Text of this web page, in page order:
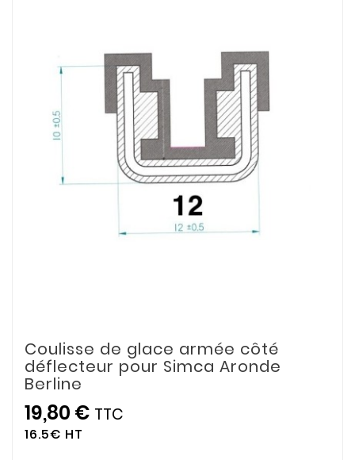
Coulisse de glace armée côté
déflecteur pour Simca Aronde
Berline
19,80 € TTC
16.5€ HT